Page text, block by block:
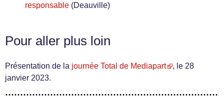
responsable (Deauville)
Pour aller plus loin
Présentation de la journée Total de Mediapart
, le 28
janvier 2023.